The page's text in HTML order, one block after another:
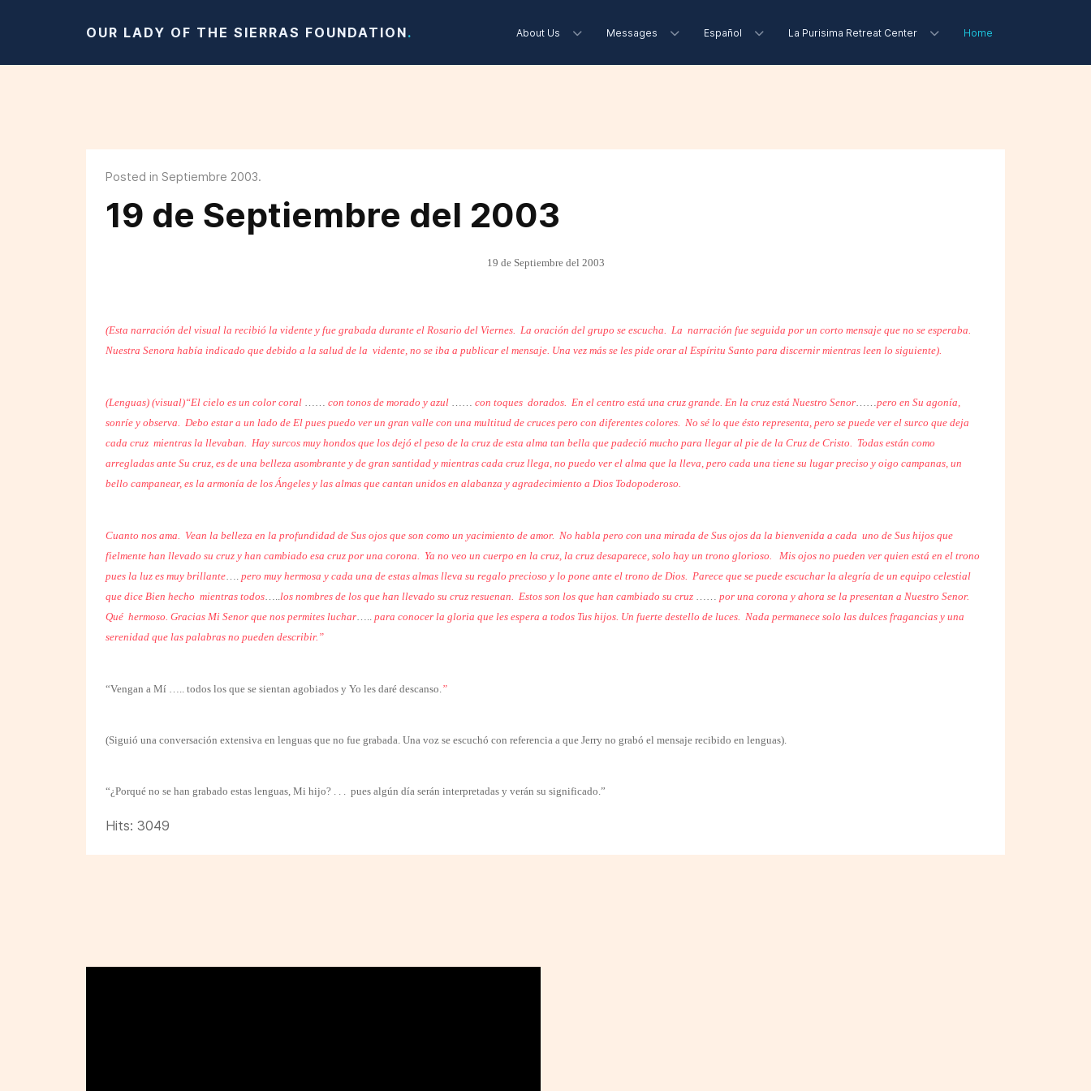
OUR LADY OF THE SIERRAS FOUNDATION. About Us Messages Español La Purisima Retreat Center Home
Posted in Septiembre 2003.
19 de Septiembre del 2003
19 de Septiembre del 2003
(Esta narración del visual la recibió la vidente y fue grabada durante el Rosario del Viernes. La oración del grupo se escucha. La narración fue seguida por un corto mensaje que no se esperaba.
Nuestra Senora había indicado que debido a la salud de la vidente, no se iba a publicar el mensaje. Una vez más se les pide orar al Espíritu Santo para discernir mientras leen lo siguiente).
(Lenguas) (visual)“El cielo es un color coral …… con tonos de morado y azul …… con toques dorados. En el centro está una cruz grande. En la cruz está Nuestro Senor……pero en Su agonía,
sonríe y observa. Debo estar a un lado de El pues puedo ver un gran valle con una multitud de cruces pero con diferentes colores. No sé lo que ésto representa, pero se puede ver el surco que deja
cada cruz mientras la llevaban. Hay surcos muy hondos que los dejó el peso de la cruz de esta alma tan bella que padeció mucho para llegar al pie de la Cruz de Cristo. Todas están como
arregladas ante Su cruz, es de una belleza asombrante y de gran santidad y mientras cada cruz llega, no puedo ver el alma que la lleva, pero cada una tiene su lugar preciso y oigo campanas, un
bello campanear, es la armonía de los Ángeles y las almas que cantan unidos en alabanza y agradecimiento a Dios Todopoderoso.
Cuanto nos ama. Vean la belleza en la profundidad de Sus ojos que son como un yacimiento de amor. No habla pero con una mirada de Sus ojos da la bienvenida a cada uno de Sus hijos que
fielmente han llevado su cruz y han cambiado esa cruz por una corona. Ya no veo un cuerpo en la cruz, la cruz desaparece, solo hay un trono glorioso.
Mis ojos no pueden ver quien está en el trono
pues la luz es muy brillante…. pero muy hermosa y cada una de estas almas lleva su regalo precioso y lo pone ante el trono de Dios. Parece que se puede escuchar la alegría de un equipo celestial
que dice Bien hecho mientras todos…..los nombres de los que han llevado su cruz resuenan. Estos son los que han cambiado su cruz …… por una corona y ahora se la presentan a Nuestro Senor.
Qué hermoso. Gracias Mi Senor que nos permites luchar….. para conocer la gloria que les espera a todos Tus hijos. Un fuerte destello de luces. Nada permanece solo las dulces fragancias y una
serenidad que las palabras no pueden describir.”
“Vengan a Mí ….. todos los que se sientan agobiados y Yo les daré descanso.”
(Siguió una conversación extensiva en lenguas que no fue grabada. Una voz se escuchó con referencia a que Jerry no grabó el mensaje recibido en lenguas).
“¿Porqué no se han grabado estas lenguas, Mi hijo? . . . pues algún día serán interpretadas y verán su significado.”
Hits: 3049